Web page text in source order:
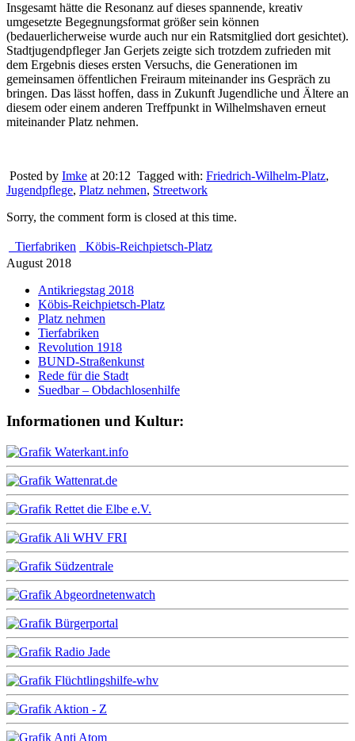
Insgesamt hätte die Resonanz auf dieses spannende, kreativ
umgesetzte Begegnungsformat größer sein können
(bedauerlicherweise wurde auch nur ein Ratsmitglied dort gesichtet).
Stadtjugendpfleger Jan Gerjets zeigte sich trotzdem zufrieden mit
dem Ergebnis dieses ersten Versuchs, die Generationen im
gemeinsamen öffentlichen Freiraum miteinander ins Gespräch zu
bringen. Das lässt hoffen, dass in Zukunft Jugendliche und Ältere an
diesem oder einem anderen Treffpunkt in Wilhelmshaven erneut
miteinander Platz nehmen.
Posted by Imke at 20:12 Tagged with: Friedrich-Wilhelm-Platz,
Jugendpflege, Platz nehmen, Streetwork
Sorry, the comment form is closed at this time.
Tierfabriken
Köbis-Reichpietsch-Platz
August 2018
Antikriegstag 2018
Köbis-Reichpietsch-Platz
Platz nehmen
Tierfabriken
Revolution 1918
BUND-Straßenkunst
Rede für die Stadt
Suedbar – Obdachlosenhilfe
Informationen und Kultur: